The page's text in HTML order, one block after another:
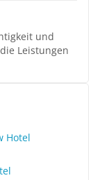
und
Leistungen
Hotel